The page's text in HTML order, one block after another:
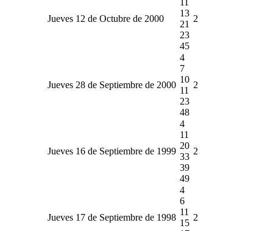
Jueves 12 de Octubre de 2000
13
21
23
45
2
Jueves 28 de Septiembre de 2000
4
7
10
11
23
48
2
Jueves 16 de Septiembre de 1999
4
11
20
33
39
49
2
Jueves 17 de Septiembre de 1998
4
6
11
15
2